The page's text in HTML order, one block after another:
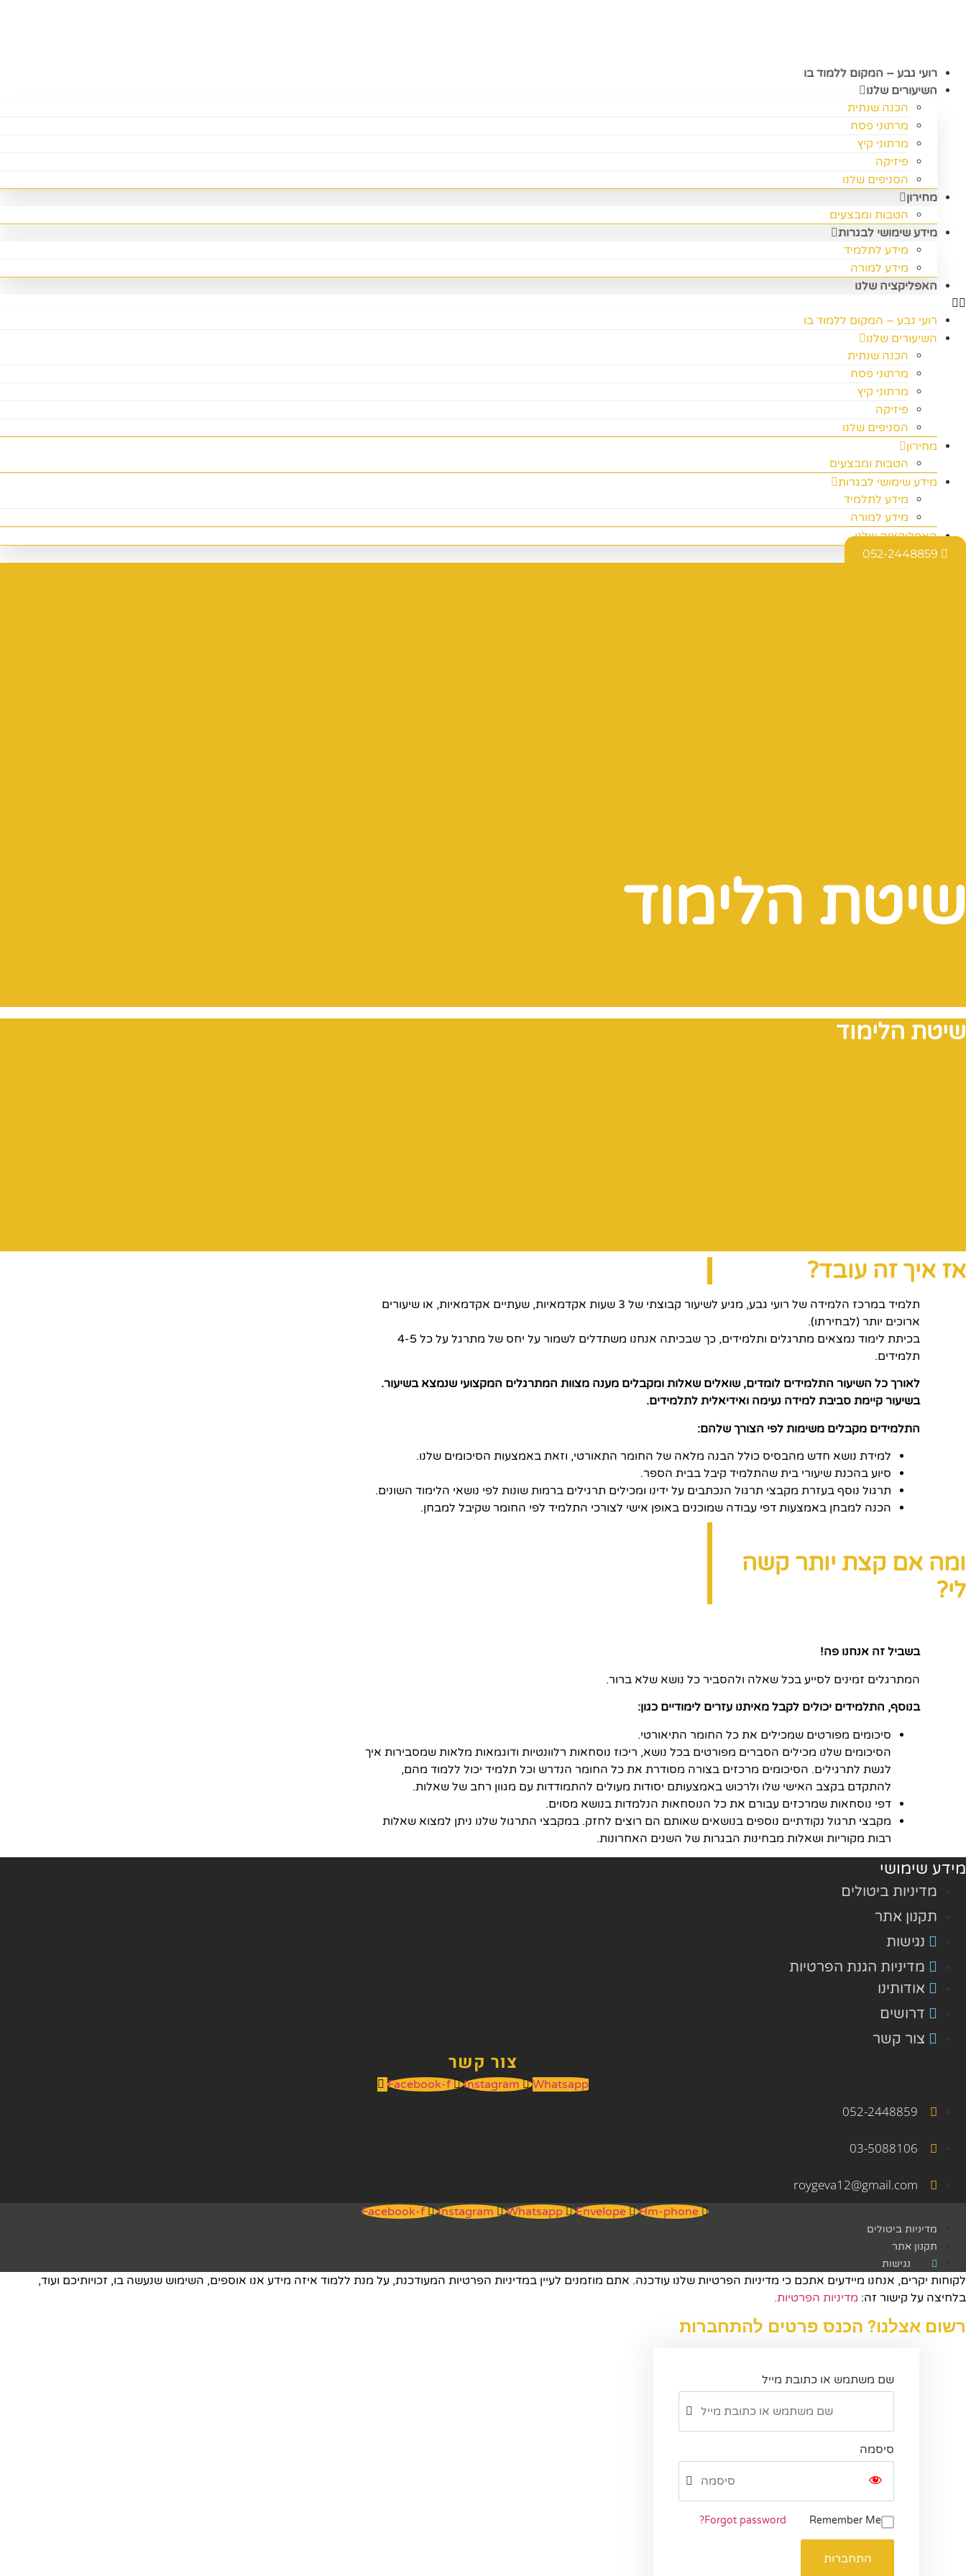
רועי גבע – המקום ללמוד בו
השיעורים שלנו
הכנה שנתית
מרתוני פסח
מרתוני קיץ
פיזיקה
הסניפים שלנו
מחירון
הטבות ומבצעים
מידע שימושי לבגרות
מידע לתלמיד
מידע למורה
האפליקציה שלנו
רועי גבע – המקום ללמוד בו
השיעורים שלנו
הכנה שנתית
מרתוני פסח
מרתוני קיץ
פיזיקה
הסניפים שלנו
מחירון
הטבות ומבצעים
מידע שימושי לבגרות
מידע לתלמיד
מידע למורה
האפליקציה שלנו
052-2448859
שיטת הלימוד
שיטת הלימוד
אז איך זה עובד?
תלמיד במרכז הלמידה של רועי גבע, מגיע לשיעור קבוצתי של 3 שעות אקדמאיות, שעתיים אקדמאיות, או שיעורים
ארוכים יותר (לבחירתו).
בכיתת לימוד נמצאים מתרגלים ותלמידים, כך שבכיתה אנחנו משתדלים לשמור על יחס של מתרגל על כל 4-5
תלמידים.
לאורך כל השיעור התלמידים לומדים, שואלים שאלות ומקבלים מענה מצוות המתרגלים המקצועי שנמצא בשיעור.
בשיעור קיימת סביבת למידה נעימה ואידיאלית לתלמידים.
התלמידים מקבלים משימות לפי הצורך שלהם:
למידת נושא חדש מהבסיס כולל הבנה מלאה של החומר התאורטי, וזאת באמצעות הסיכומים שלנו.
סיוע בהכנת שיעורי בית שהתלמיד קיבל בבית הספר.
תרגול נוסף בעזרת מקבצי תרגול הנכתבים על ידינו ומכילים תרגילים ברמות שונות לפי נושאי הלימוד השונים.
הכנה למבחן באמצעות דפי עבודה שמוכנים באופן אישי לצורכי התלמיד לפי החומר שקיבל למבחן.
ומה אם קצת יותר קשה
לי?
בשביל זה אנחנו פה!
המתרגלים זמינים לסייע בכל שאלה ולהסביר כל נושא שלא ברור.
בנוסף, התלמידים יכולים לקבל מאיתנו עזרים לימודיים כגון:
סיכומים מפורטים שמכילים את כל החומר התיאורטי.
הסיכומים שלנו מכילים הסברים מפורטים בכל נושא, ריכוז נוסחאות רלוונטיות ודוגמאות מלאות שמסבירות איך
לגשת לתרגילים. הסיכומים מרכזים בצורה מסודרת את כל החומר הנדרש וכל תלמיד יכול ללמוד מהם,
להתקדם בקצב האישי שלו ולרכוש באמצעותם יסודות מעולים להתמודדות עם מגוון רחב של שאלות.
דפי נוסחאות שמרכזים עבורם את כל הנוסחאות הנלמדות בנושא מסוים.
מקבצי תרגול נקודתיים נוספים בנושאים שאותם הם רוצים לחזק. במקבצי התרגול שלנו ניתן למצוא שאלות
רבות מקוריות ושאלות מבחינות הבגרות של השנים האחרונות.
מידע שימושי
מדיניות ביטולים
תקנון אתר
נגישות
מדיניות הגנת הפרטיות
אודותינו
דרושים
צור קשר
צור קשר
Facebook-f Instagram Whatsapp
052-2448859
03-5088106
roygeva12@gmail.com
Facebook-f Instagram Whatsapp Envelope Hm-phone
מדיניות ביטולים
תקנון אתר
נגישות
לקוחות יקרים, אנחנו מיידעים אתכם כי מדיניות הפרטיות שלנו עודכנה. אתם מוזמנים לעיין במדיניות הפרטיות המעודכנת, על מנת ללמוד איזה מידע אנו אוספים, השימוש שנעשה בו, זכויותיכם ועוד,
בלחיצה על קישור זה: מדיניות הפרטיות.​
רשום אצלנו? הכנס פרטים להתחברות
שם משתמש או כתובת מייל
סיסמה
Remember Me
Forgot password?
התחברות